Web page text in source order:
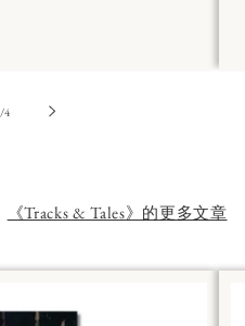
/第
4
《Tracks & Tales》的更多文章